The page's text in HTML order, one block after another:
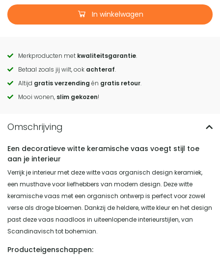
In winkelwagen
Call
to
actions
Merkproducten met kwaliteitsgarantie.
Betaal zoals jij wilt, ook achteraf.
Altijd gratis verzending én gratis retour.
Mooi wonen, slim gekozen!
Een decoratieve witte keramische vaas voegt stijl toe
aan je interieur
Verrijk je interieur met deze witte vaas organisch design keramiek,
een musthave voor liefhebbers van modern design. Deze witte
keramische vaas met een organisch ontwerp is perfect voor zowel
verse als droge bloemen. Dankzij de heldere, witte kleur en het design
past deze vaas naadloos in uiteenlopende interieurstijlen, van
Scandinavisch tot bohemian.
Producteigenschappen: